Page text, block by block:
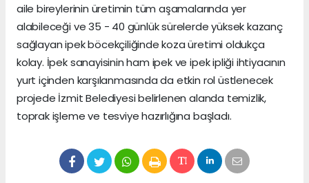
aile bireylerinin üretimin tüm aşamalarında yer
alabileceği ve 35 - 40 günlük sürelerde yüksek kazanç
sağlayan ipek böcekçiliğinde koza üretimi oldukça
kolay. İpek sanayisinin ham ipek ve ipek ipliği ihtiyacının
yurt içinden karşılanmasında da etkin rol üstlenecek
projede İzmit Belediyesi belirlenen alanda temizlik,
toprak işleme ve tesviye hazırlığına başladı.